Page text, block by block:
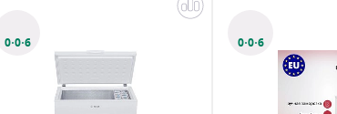
0·0·6 0·0·6